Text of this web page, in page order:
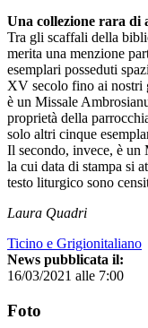
Una collezione rara di
Tra gli scaffali della
merita una menzione
esemplari posseduti
XV secolo fino ai nostri
è un Missale
proprietà della
solo altri cinque
Il secondo, invece, è un
la cui data di stampa si
testo liturgico sono
Laura Quadri
Ticino e Grigionitaliano
News pubblicata il:
16/03/2021 alle 7:00
Foto